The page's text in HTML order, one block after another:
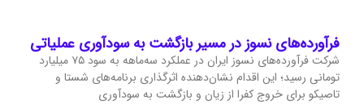
فرآورده‌های نسوز در مسیر بازگشت به سودآوری عملیاتی
شرکت فرآورده‌های نسوز ایران در عملکرد سه‌ماهه به سود ۷۵ میلیارد
تومانی رسید؛ این اقدام نشان‌دهنده اثرگذاری برنامه‌های شستا و
تاصیکو برای خروج کفرا از زیان و بازگشت به سودآوری